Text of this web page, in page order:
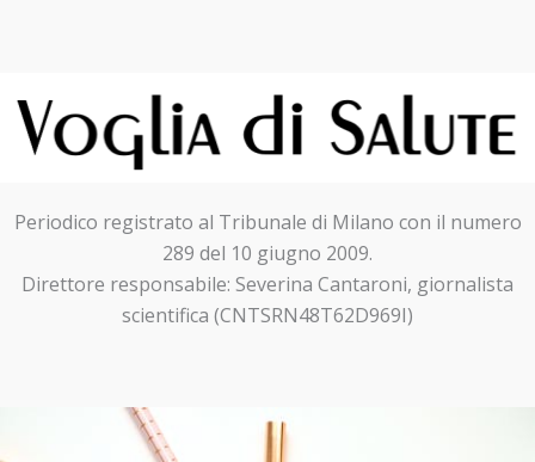
Periodico registrato al Tribunale di Milano con il numero
289 del 10 giugno 2009.
Direttore responsabile: Severina Cantaroni, giornalista
scientifica (CNTSRN48T62D969I)